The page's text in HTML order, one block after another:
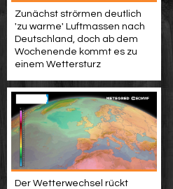
Zunächst strörmen deutlich
'zu warme' Luftmassen nach
Deutschland, doch ab dem
Wochenende kommt es zu
einem Wettersturz
Der Wetterwechsel rückt